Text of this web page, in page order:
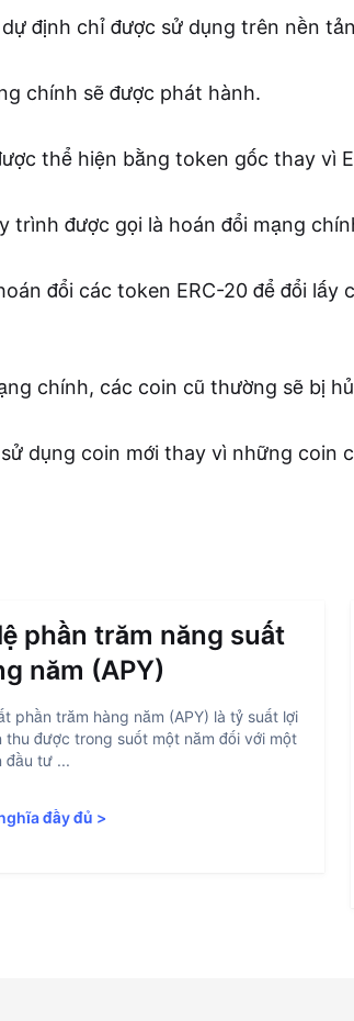
định chỉ được sử dụng trên nền
chính sẽ được phát hành.
thể hiện bằng token gốc thay vì
trình được gọi là hoán đổi mạng
đổi các token ERC-20 để đổi lấy
chính, các coin cũ thường sẽ bị
dụng coin mới thay vì những coin
phần trăm năng suất
năm (APY)
phần trăm hàng năm (APY) là tỷ suất lợi
thu được trong suốt một năm đối với một
đầu tư ...
đầy đủ >